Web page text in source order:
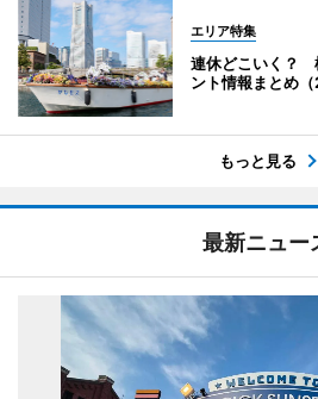
エリア特集
連休どこいく？
ント情報まとめ（
もっと見る
最新ニュー